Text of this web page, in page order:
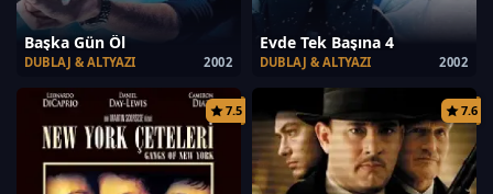
Başka Gün Öl
2002
DUBLAJ & ALTYAZI
Evde Tek Başına 4
2002
DUBLAJ & ALTYAZI
7.5 7.6